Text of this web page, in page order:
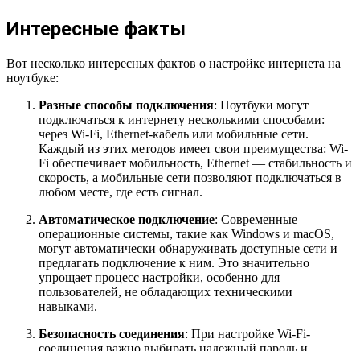
Интересные факты
Вот несколько интересных фактов о настройке интернета на
ноутбуке:
Разные способы подключения: Ноутбуки могут
подключаться к интернету несколькими способами:
через Wi-Fi, Ethernet-кабель или мобильные сети.
Каждый из этих методов имеет свои преимущества: Wi-
Fi обеспечивает мобильность, Ethernet — стабильность и
скорость, а мобильные сети позволяют подключаться в
любом месте, где есть сигнал.
Автоматическое подключение: Современные
операционные системы, такие как Windows и macOS,
могут автоматически обнаруживать доступные сети и
предлагать подключение к ним. Это значительно
упрощает процесс настройки, особенно для
пользователей, не обладающих техническими
навыками.
Безопасность соединения: При настройке Wi-Fi-